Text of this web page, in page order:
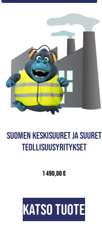
Suomen keskisuuret ja suuret
teollisuusyritykset
1 490,00€
Katso tuote